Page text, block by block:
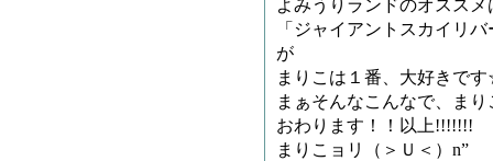
よみうりランドのオスス
「ジャイアントスカイリ
が
まりこは１番、大好きで
まぁそんなこんなで、ま
おわります！！以上!!!!!!!
まりこョリ（＞Ｕ＜）n”